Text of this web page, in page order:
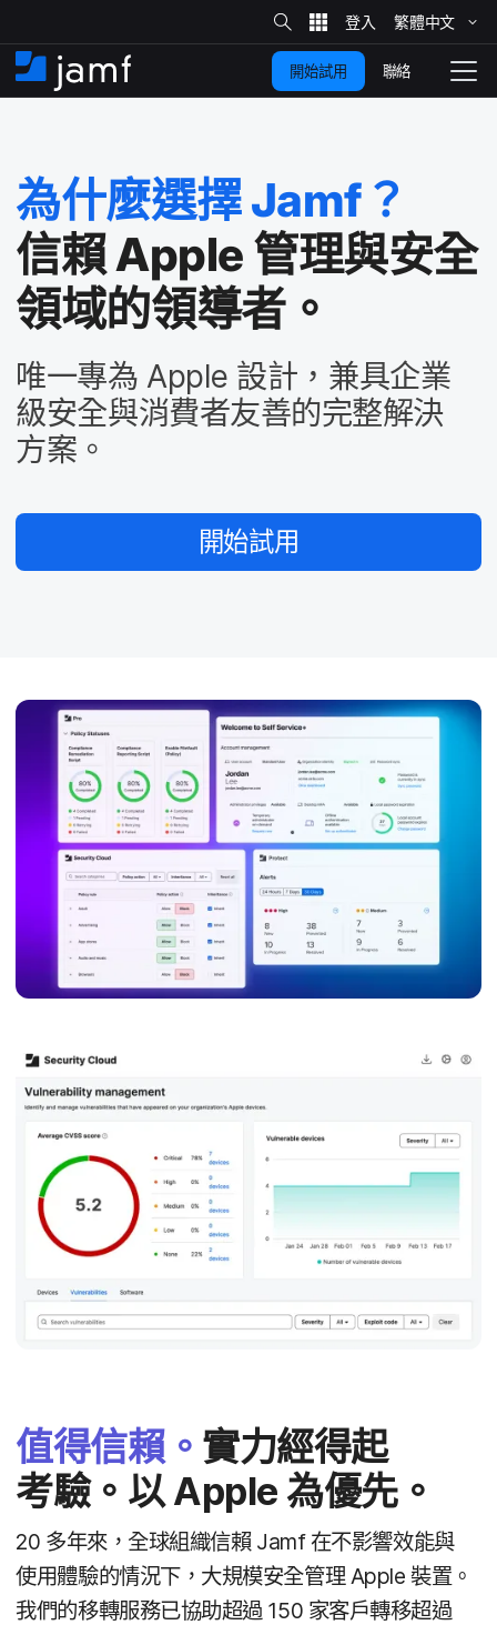
​
至
​
內
容
網
站
​搜
尋
繁體​中文
住
家
切
換
開始試用 聯絡
為​什麼​選擇Jamf ？
信賴Apple 管理​與​安全​
領域​的​領導者。
唯一​專為 Apple 設計，​兼具​企業​
級​安全​與​消費者​友善​的​完整​解決​
方案。
開始​試用
值得​信賴。 實力​經得​起​
考驗。​以Apple 為​優先。
20 多​年​來，​全球​組織​信賴Jamf 在​不​影響​效能​與​
使用​體驗​的​情況​下，​大規模​安全​管理Apple 裝置。​
我們​的​移轉​服務​已​協助​超過150 家​客戶​轉移​超過